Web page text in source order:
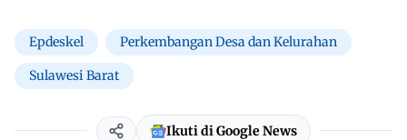
Epdeskel Perkembangan Desa dan Kelurahan
Sulawesi Barat
Ikuti di Google News